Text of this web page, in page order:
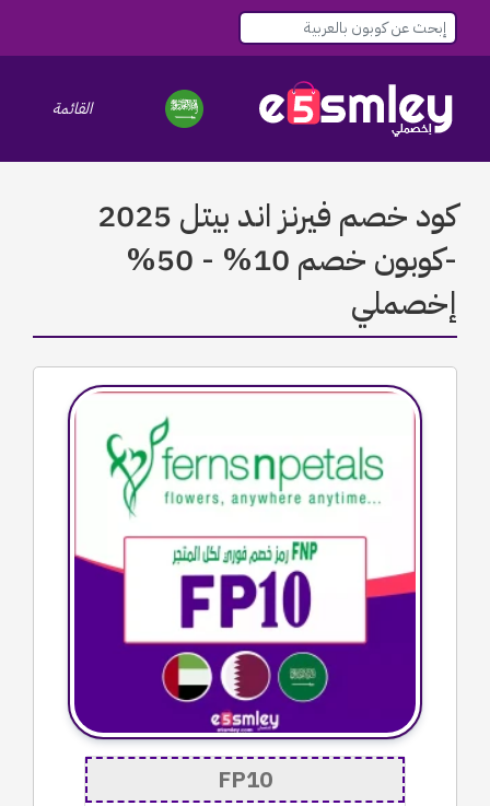
navigation
القائمة
كود خصم فيرنز اند بيتل 2025
-كوبون خصم 10% - 50%
إخصملي